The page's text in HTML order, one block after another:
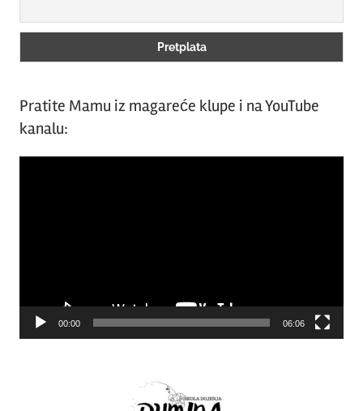
Pratite Mamu iz magareće klupe i na YouTube
kanalu:
00:00 06:06